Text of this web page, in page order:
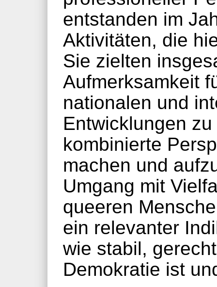
entstanden im
Aktivitäten, die
Sie zielten
Aufmerksamkeit
nationalen und
Entwicklungen
kombinierte
machen und
Umgang mit
queeren
ein relevanter
wie stabil,
Demokratie ist